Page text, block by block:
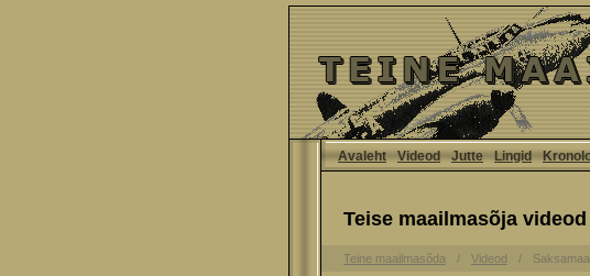
Avaleht Videod Jutte Lingid
Teise maailmasõja videod
Teine maailmasõda Videod